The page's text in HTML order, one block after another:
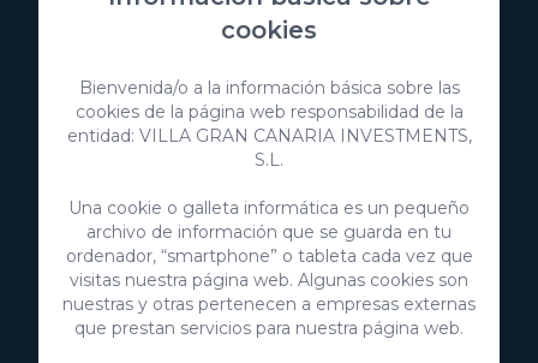
VillaGranCanaria Investments S.L.
cookies
Bienvenida/o a la información básica sobre las
cookies de la página web responsabilidad de la
entidad: VILLA GRAN CANARIA INVESTMENTS,
S.L.
Una cookie o galleta informática es un pequeño
archivo de información que se guarda en tu
ordenador, “smartphone” o tableta cada vez que
visitas nuestra página web. Algunas cookies son
nuestras y otras pertenecen a empresas externas
que prestan servicios para nuestra página web.